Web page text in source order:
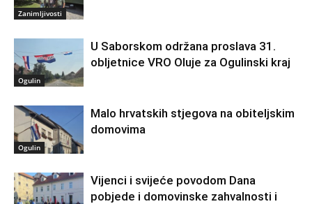
Zanimljivosti
Ogulin
U Saborskom održana proslava 31.
obljetnice VRO Oluje za Ogulinski kraj
Ogulin
Malo hrvatskih stjegova na obiteljskim
domovima
Vijenci i svijeće povodom Dana
pobjede i domovinske zahvalnosti i